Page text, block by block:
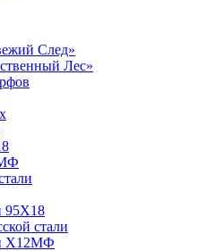
След»
Лес»
95X18
стали
Х12МФ